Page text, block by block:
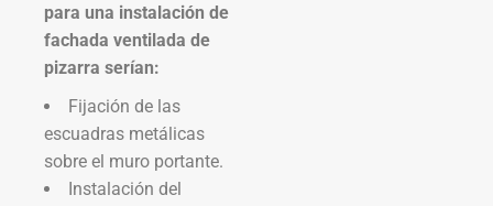
para una instalación de
fachada ventilada de
pizarra serían:
Fijación de las
escuadras metálicas
sobre el muro portante.
Instalación del